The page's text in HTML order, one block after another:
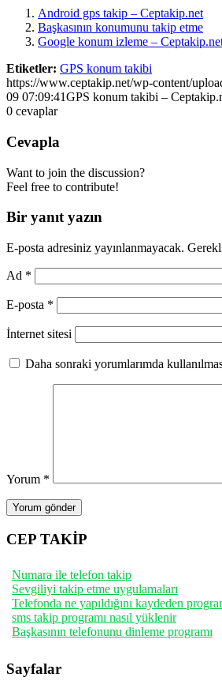
Android gps takip – Ceptakip.net
Başkasının konumunu takip etme
Google konum izleme –
Etiketler: GPS konum takibi
https://www.ceptakip.net/wp-content/
09 07:09:41GPS konum takibi –
0 cevaplar
Cevapla
Want to join the discussion?
Feel free to contribute!
Bir yanıt yazın
E-posta adresiniz yayınlanmayacak.
Ad *
E-posta *
İnternet sitesi
Daha sonraki yorumlarımda
Yorum *
CEP TAKİP
Numara ile telefon takip
Sevgiliyi takip etme uygulamaları
Telefonda ne yapıldığını kaydeden
sms takip programı nasıl yüklenir
Başkasının telefonunu dinleme programı
Sayfalar